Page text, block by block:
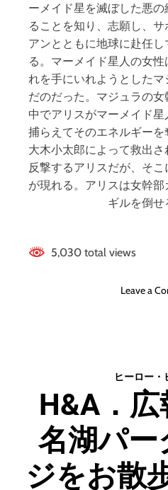
ーメイド星を滅ぼした悪
ることを知り、志願し、
アンとともに地球に赴任
る。マーメイド星人の女
れを手にいれようとした
だのだった。マジュラの
中でアリスがマーメイド星
捕らえてそのエネルギーを
大木小太郎によって救出
反撃するアリスだが、そ
が現れる。アリスは女幹
ギルを倒せ
5,030 total views
Leave a
ヒーロー・
H&A．
名湖パー
ジをお散